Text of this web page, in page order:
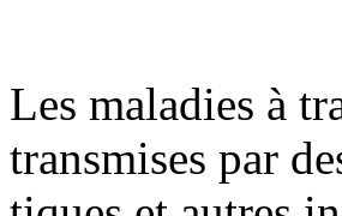
Les maladies à
transmises par